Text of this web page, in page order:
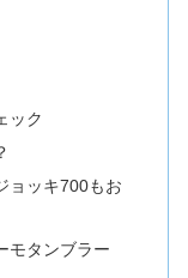
ック
ョッキ700もお
モタンブラー